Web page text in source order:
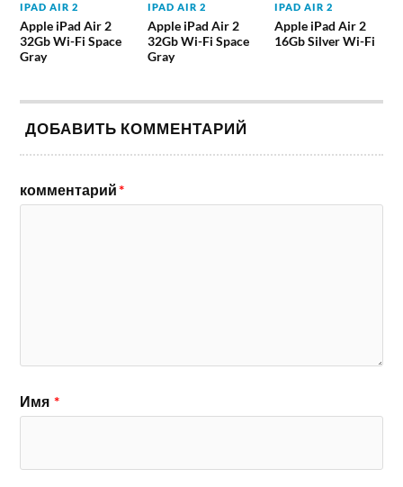
IPAD AIR 2
Apple iPad Air 2
32Gb Wi-Fi Space
Gray
IPAD AIR 2
Apple iPad Air 2
32Gb Wi-Fi Space
Gray
IPAD AIR 2
Apple iPad Air 2
16Gb Silver Wi-Fi
ДОБАВИТЬ КОММЕНТАРИЙ
комментарий*
Имя *